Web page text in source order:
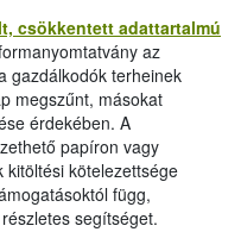
csökkentett adattartalmú
az
gazdálkodók terheinek
megszűnt, másokat
érdekében. A
papíron vagy
kitöltési kötelezettsége
függ,
segítséget.